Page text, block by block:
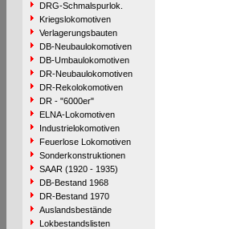
DRG-Schmalspurlok.
Kriegslokomotiven
Verlagerungsbauten
DB-Neubaulokomotiven
DB-Umbaulokomotiven
DR-Neubaulokomotiven
DR-Rekolokomotiven
DR - "6000er"
ELNA-Lokomotiven
Industrielokomotiven
Feuerlose Lokomotiven
Sonderkonstruktionen
SAAR (1920 - 1935)
DB-Bestand 1968
DR-Bestand 1970
Auslandsbestände
Lokbestandslisten